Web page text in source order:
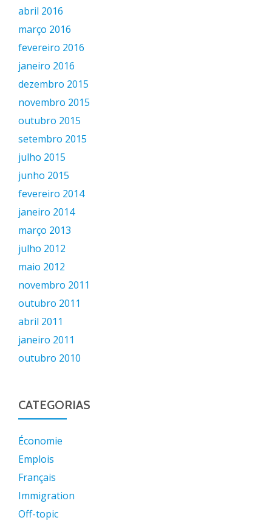
abril 2016
março 2016
fevereiro 2016
janeiro 2016
dezembro 2015
novembro 2015
outubro 2015
setembro 2015
julho 2015
junho 2015
fevereiro 2014
janeiro 2014
março 2013
julho 2012
maio 2012
novembro 2011
outubro 2011
abril 2011
janeiro 2011
outubro 2010
CATEGORIAS
Économie
Emplois
Français
Immigration
Off-topic